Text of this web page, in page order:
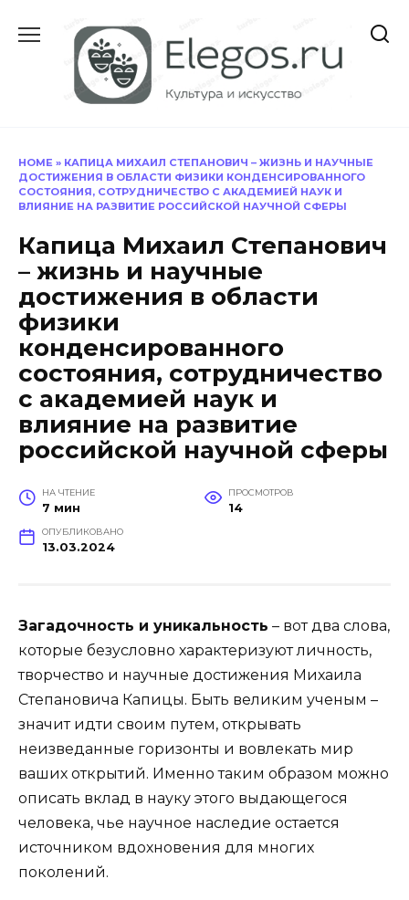
содержанию
HOME » КАПИЦА МИХАИЛ СТЕПАНОВИЧ – ЖИЗНЬ И НАУЧНЫЕ
ДОСТИЖЕНИЯ В ОБЛАСТИ ФИЗИКИ КОНДЕНСИРОВАННОГО
СОСТОЯНИЯ, СОТРУДНИЧЕСТВО С АКАДЕМИЕЙ НАУК И
ВЛИЯНИЕ НА РАЗВИТИЕ РОССИЙСКОЙ НАУЧНОЙ СФЕРЫ
Капица Михаил Степанович
– жизнь и научные
достижения в области
физики
конденсированного
состояния, сотрудничество
с академией наук и
влияние на развитие
российской научной сферы
НА ЧТЕНИЕ
7 мин
ПРОСМОТРОВ
14
ОПУБЛИКОВАНО
13.03.2024
Загадочность и уникальность – вот два слова,
которые безусловно характеризуют личность,
творчество и научные достижения Михаила
Степановича Капицы. Быть великим ученым –
значит идти своим путем, открывать
неизведанные горизонты и вовлекать мир
ваших открытий. Именно таким образом можно
описать вклад в науку этого выдающегося
человека, чье научное наследие остается
источником вдохновения для многих
поколений.